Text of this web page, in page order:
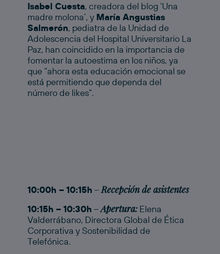
Isabel Cuesta, creadora del blog ‘Una
madre molona’, y María Angustias
Salmerón, pediatra de la Unidad de
Adolescencia del Hospital Universitario La
Paz, han coincidido en la importancia de
fomentar la autoestima en los niños, ya
que “ahora esta educación emocional se
está permitiendo que dependa del
número de likes”.
10:00h – 10:15h –Recepción de asistentes
10:15h – 10:30h –Apertura: Elena
Valderrábano, Directora Global de Ética
Corporativa y Sostenibilidad de
Telefónica.